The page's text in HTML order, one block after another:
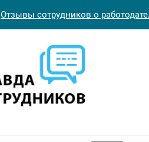
Отзывы сотрудников о